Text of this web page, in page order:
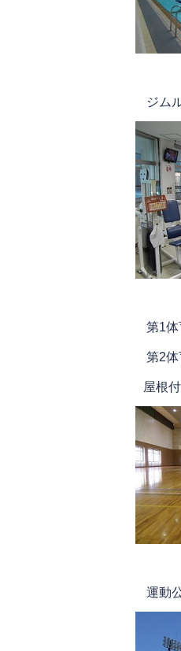
ジム
第1体
第2体
屋根
運動